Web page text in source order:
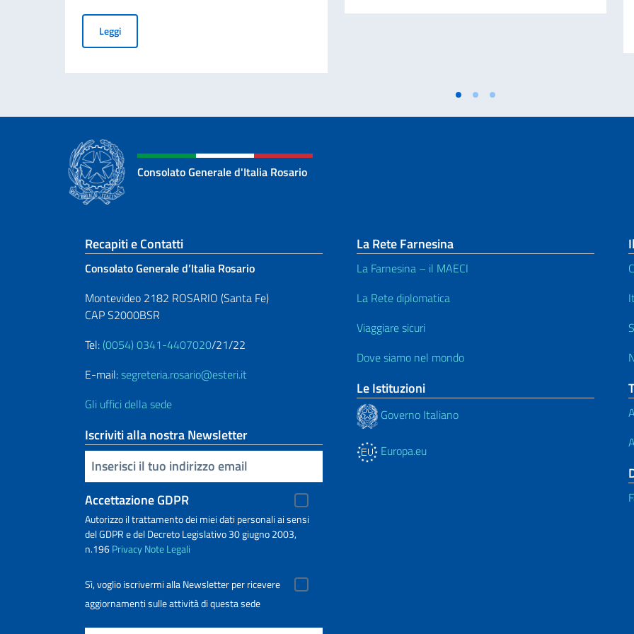
LeggiGiornata Nazionale del Sacrificio del Lavoro Italiano nel Mondo – 70° anniversario della tragedia di Marcinelle
Consolato Generale d'Italia Rosario
Sezione footer
Recapiti e Contatti
Consolato Generale d’Italia Rosario
Montevideo 2182 ROSARIO (Santa Fe)
CAP S2000BSR
Tel: (0054) 0341-4407020/21/22
E-mail:segreteria.rosario@esteri.it
Gli uffici della sede
Iscriviti alla nostra Newsletter
Inserisci la tua email
Accettazione GDPR
Autorizzo il trattamento dei miei dati personali ai sensi
del GDPR e del Decreto Legislativo 30 giugno 2003,
n.196PrivacyNote Legali
Sì, voglio iscrivermi alla Newsletter per ricevere
aggiornamenti sulle attività di questa sede
La Rete Farnesina
La Farnesina – il MAECI
La Rete diplomatica
Viaggiare sicuri
Dove siamo nel mondo
Le Istituzioni
Governo Italiano
Europa.eu